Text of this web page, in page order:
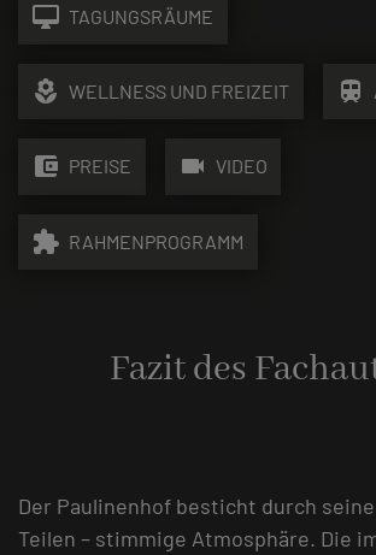
desktop_mac TAGUNGSRÄUME
local_florist WELLNESS UND FREIZEIT train
account_balance_wallet PREISE videocam VIDEO
extension RAHMENPROGRAMM
Fazit des
Der Paulinenhof besticht durch seine
Teilen – stimmige Atmosphäre. Die